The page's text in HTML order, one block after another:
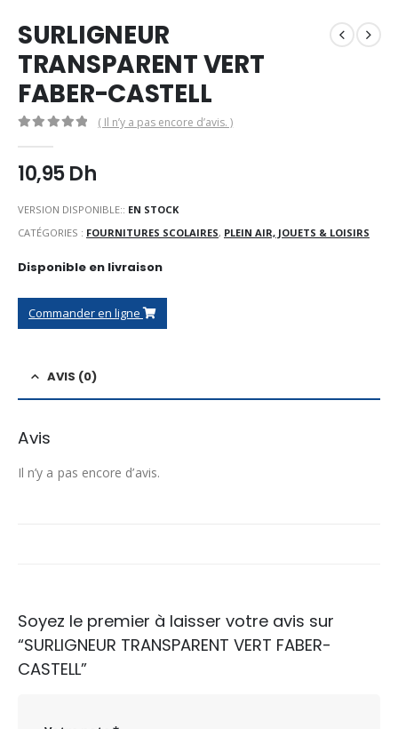
SURLIGNEUR
TRANSPARENT VERT
FABER-CASTELL
( Il n’y a pas encore d’avis. )
10,95Dh
VERSION DISPONIBLE:: EN STOCK
CATÉGORIES : FOURNITURES SCOLAIRES, PLEIN AIR, JOUETS & LOISIRS
Disponible en livraison
Commander en ligne
AVIS (0)
Avis
Il n’y a pas encore d’avis.
Soyez le premier à laisser votre avis sur
“SURLIGNEUR TRANSPARENT VERT FABER-
CASTELL”